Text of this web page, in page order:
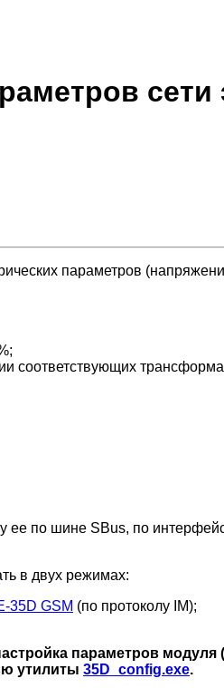
сети
параметров
соответствующих
по шине SBus, по
в двух режимах:
35D GSM (по протоколу IM);
параметров
утилиты 35D_config.exe.